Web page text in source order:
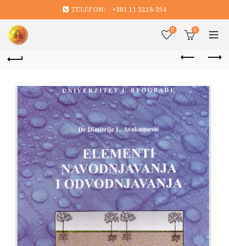
TELEFON: +381 11 3218-354
0 0